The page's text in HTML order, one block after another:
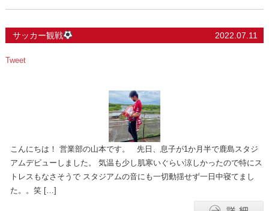
サッカー観戦 2022.07.11
Tweet
こんにちは！ 営業部の山本です。 先日、息子が1か月半で鹿島スタジ
アムデビューしました。 気温も少し肌寒いぐらい涼しかったので特にス
トレスもなさそうで スタジアムの音にも一切動揺せず一日中寝てまし
た。。笑 […]